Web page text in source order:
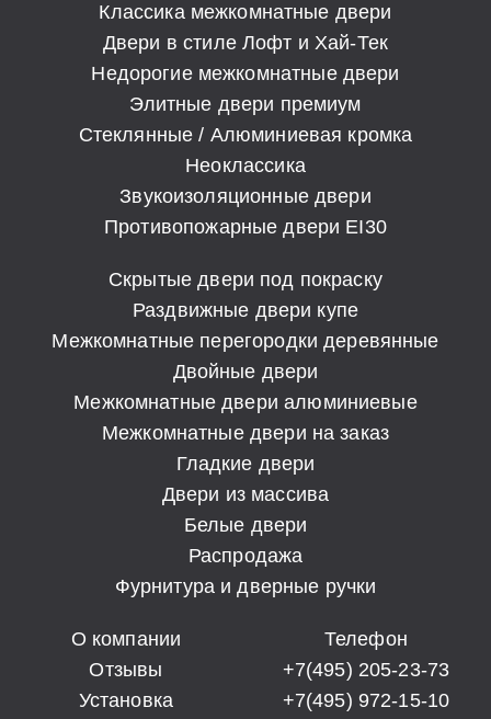
Классика межкомнатные двери
Двери в стиле Лофт и Хай-Тек
Недорогие межкомнатные двери
Элитные двери премиум
Стеклянные / Алюминиевая кромка
Неоклассика
Звукоизоляционные двери
Противопожарные двери EI30
Скрытые двери под покраску
Раздвижные двери купе
Межкомнатные перегородки деревянные
Двойные двери
Межкомнатные двери алюминиевые
Межкомнатные двери на заказ
Гладкие двери
Двери из массива
Белые двери
Распродажа
Фурнитура и дверные ручки
О компании
Отзывы
Установка
Телефон
+7(495) 205-23-73
+7(495) 972-15-10